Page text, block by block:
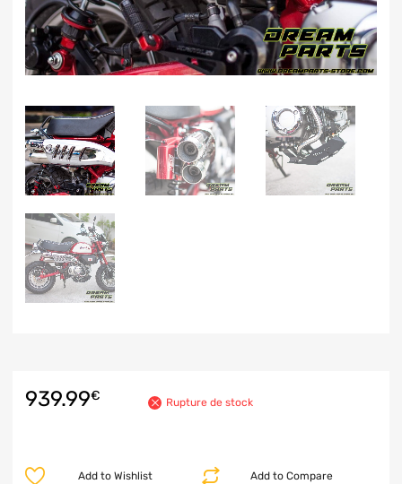
939.99€ Rupture de stock
Add to Compare
Add to Wishlist